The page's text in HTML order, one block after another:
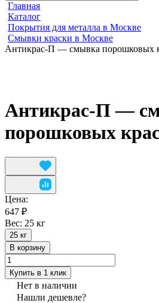
Главная
Каталог
Покрытия для металла в Москве
Смывки краски в Москве
Антикрас-П — смывка порошковых
Антикрас-П —
порошковых
Цена:
647 ₽
Вес: 25 кг
25 кг
В корзину
Купить в 1 клик
Нет в наличии
Нашли дешевле?